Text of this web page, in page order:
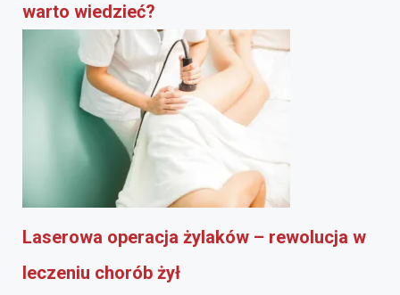
warto wiedzieć?
Laserowa operacja żylaków – rewolucja w
leczeniu chorób żył